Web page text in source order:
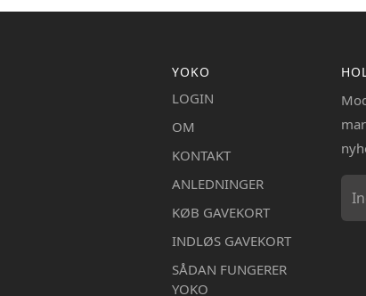
YOKO
LOGIN
OM
KONTAKT
ANLEDNINGER
KØB GAVEKORT
INDLØS GAVEKORT
SÅDAN FUNGERER
YOKO